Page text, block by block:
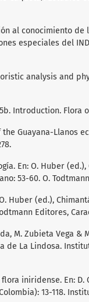
al conocimiento
especiales del
analysis and
Introduction. Flora
Guayana-Llanos
En: O. Huber
53-60. O.
Huber (ed.),
Editores,
M. Zubieta Vega &
de La Lindosa.
iniridense. En:
13-118.